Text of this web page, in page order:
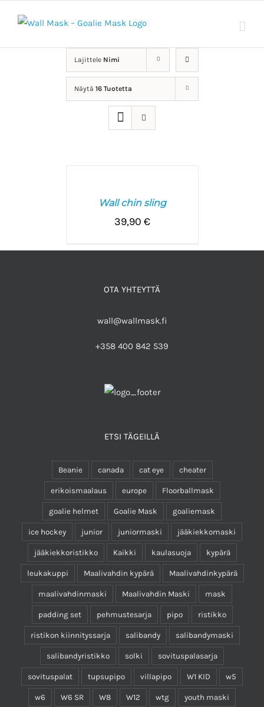
Lajittele Nimi
Näytä 16 Tuotetta
Wall chin sling
39,90 €
OTA YHTEYTTÄ
wall@wallmask.fi
+358 400 842 539
ETSI TÄGEILLÄ
Beanie canada cat eye cheater
erikoismaalaus europe Floorballmask
goalie helmet Goalie Mask goaliemask
ice hockey junior juniormaski jääkiekkomaski
jääkiekkoristikko Kaikki kaulasuoja kypärä
leukakuppi Maalivahdin kypärä Maalivahdinkypärä
maalivahdinmaski Maalivahdin Maski mask
padding set pehmustesarja pipo ristikko
ristikon kiinnityssarja salibandy salibandymaski
salibandyristikko solki sovituspalasarja
sovituspalat tupsupipo villapipo W1 KID w5
w6 W6 SR W8 W12 wtg youth maski